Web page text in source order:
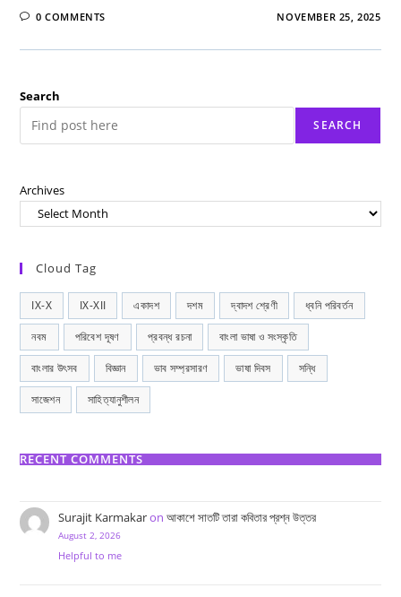
0 COMMENTS NOVEMBER 25, 2025
Search
SEARCH
Archives
Cloud Tag
IX-X IX-XII একাদশ দশম দ্বাদশ শ্রেণী ধ্বনি পরিবর্তন
নবম পরিবেশ দূষণ প্রবন্ধ রচনা বাংলা ভাষা ও সংস্কৃতি
বাংলার উৎসব বিজ্ঞান ভাব সম্প্রসারণ ভাষা দিবস সন্ধি
সাজেশন সাহিত্যানুশীলন
RECENT COMMENTS
Surajit Karmakaron আকাশে সাতটি তারা কবিতার প্রশ্ন উত্তর
August 2, 2026
Helpful to me